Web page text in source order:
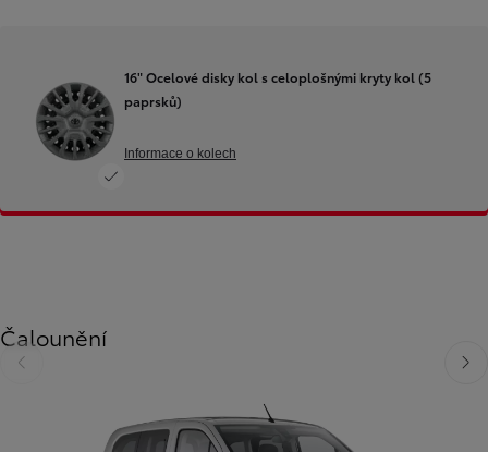
16" Ocelové disky kol s celoplošnými kryty kol (5
paprsků)
Informace o kolech
Čalounění
Předchozí Další